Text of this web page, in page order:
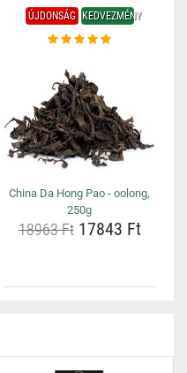
ÚJDONSÁG KEDVEZMÉNY
China Da Hong Pao - oolong,
250g
18963 Ft17843 Ft